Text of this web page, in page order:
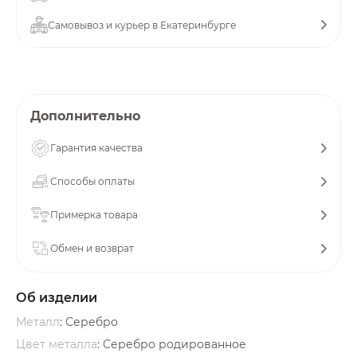
Самовывоз и курьер в Екатеринбурге
Дополнительно
Гарантия качества
Способы оплаты
Примерка товара
Обмен и возврат
Об изделии
Металл: Серебро
Цвет металла: Серебро родированное
об оплате Плайтом
недели
8 800 302-02-51